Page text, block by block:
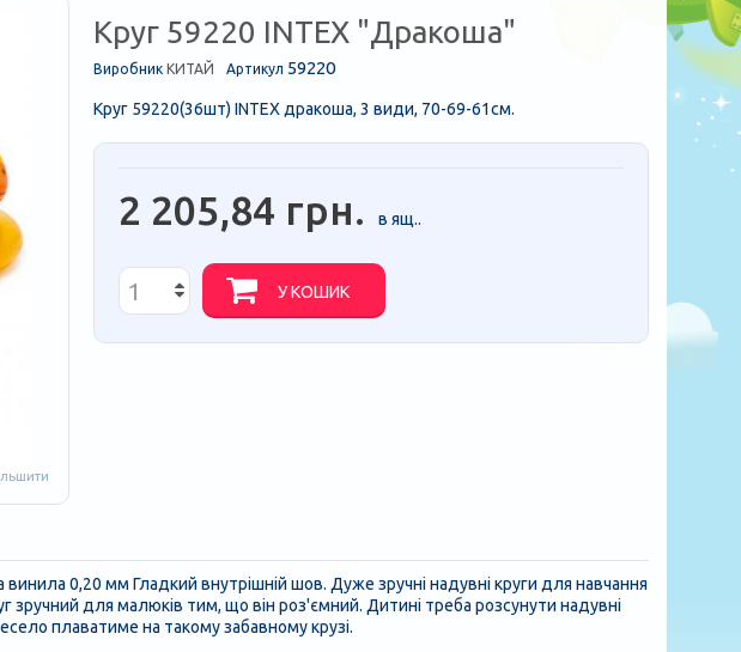
Круг 59220 INTEX "Дракоша"
Виробник КИТАЙ Артикул 59220
Круг 59220(36шт) INTEX дракоша, 3 види, 70-69-61см.
2 205,84 грн. в ящ..
У КОШИК
0,20 мм Гладкий внутрішній шов. Дуже зручні надувні круги для навчання
зручний для малюків тим, що він роз'ємний. Дитині треба розсунути надувні
плаватиме на такому забавному крузі.